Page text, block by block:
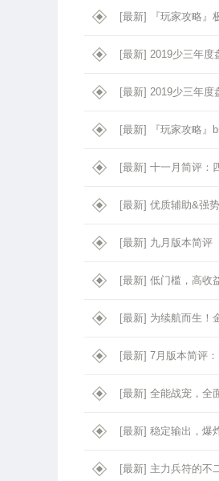
[最新] 『玩家攻略
[最新] 2019少三年度
[最新] 2019少三年度
[最新] 『玩家攻略
[最新] 十一月简评：
[最新] 优质辅助&强
[最新] 九月版本简评
[最新] 低门槛，高
[最新] 为续航而生！
[最新] 7月版本简评
[最新] 全能战宠，全
[最新] 稳定输出，爆
[最新] 主力兵符的不